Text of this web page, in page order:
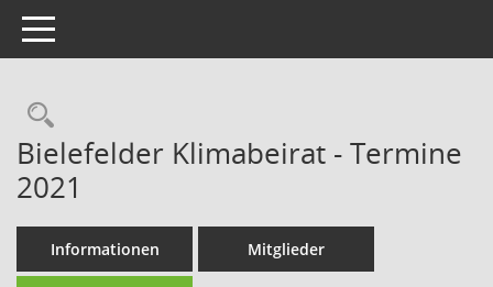
Toggle navigation
Rechercheauswahl
Bielefelder Klimabeirat - Termine
2021
Informationen Mitglieder